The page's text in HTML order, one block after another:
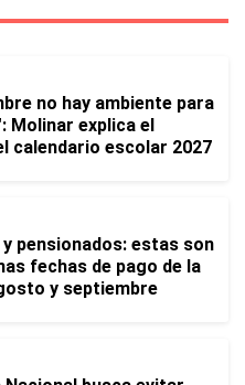
no hay ambiente para
Molinar explica el
calendario escolar 2027
pensionados: estas son
fechas de pago de la
y septiembre